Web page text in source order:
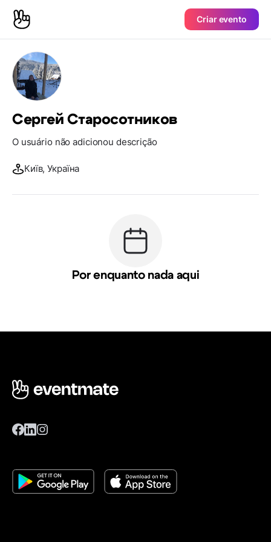
Criar evento
Сергей Старосотников
O usuário não adicionou descrição
Київ, Україна
Por enquanto nada aqui